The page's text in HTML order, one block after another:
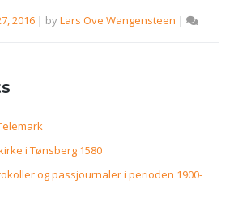
2016 | byLars Ove Wangensteen |
i Tønsberg 1580
og passjournaler i perioden 1900-